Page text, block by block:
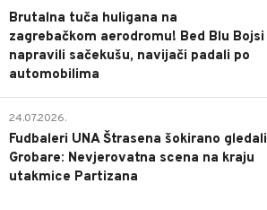
Brutalna tuča huligana na
zagrebačkom aerodromu! Bed Blu Bojsi
napravili sačekušu, navijači padali po
automobilima
24.07.2026.
Fudbaleri UNA Štrasena šokirano gledali
Grobare: Nevjerovatna scena na kraju
utakmice Partizana